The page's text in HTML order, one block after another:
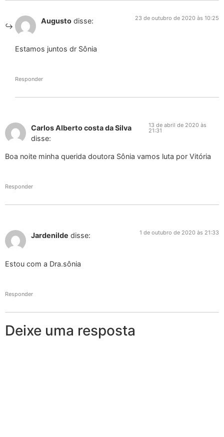
Augusto disse: 23 de outubro de 2020 às 10:25
Estamos juntos dr Sônia
Responder
Carlos Alberto costa da Silva
disse:
13 de abril de 2020 às
21:31
Boa noite minha querida doutora Sônia vamos luta por Vitória
Responder
Jardenilde disse: 1 de outubro de 2020 às 21:33
Estou com a Dra.sônia
Responder
Deixe uma resposta